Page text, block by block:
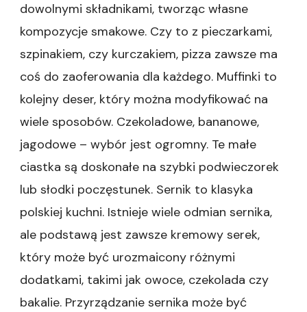
dowolnymi składnikami, tworząc własne
kompozycje smakowe. Czy to z pieczarkami,
szpinakiem, czy kurczakiem, pizza zawsze ma
coś do zaoferowania dla każdego. Muffinki to
kolejny deser, który można modyfikować na
wiele sposobów. Czekoladowe, bananowe,
jagodowe – wybór jest ogromny. Te małe
ciastka są doskonałe na szybki podwieczorek
lub słodki poczęstunek. Sernik to klasyka
polskiej kuchni. Istnieje wiele odmian sernika,
ale podstawą jest zawsze kremowy serek,
który może być urozmaicony różnymi
dodatkami, takimi jak owoce, czekolada czy
bakalie. Przyrządzanie sernika może być